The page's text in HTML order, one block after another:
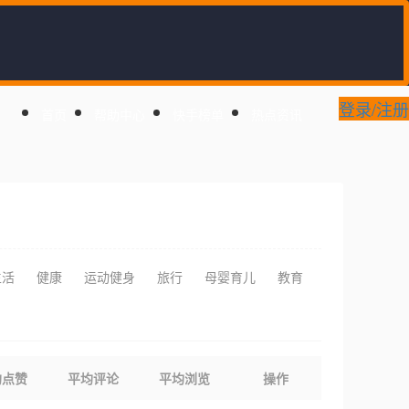
登录/注册
健康 运动健身 旅行 母婴育儿 教育
赞 平均评论 平均浏览 操作